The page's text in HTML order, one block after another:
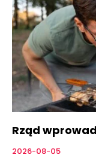
Rząd
2026-08-05